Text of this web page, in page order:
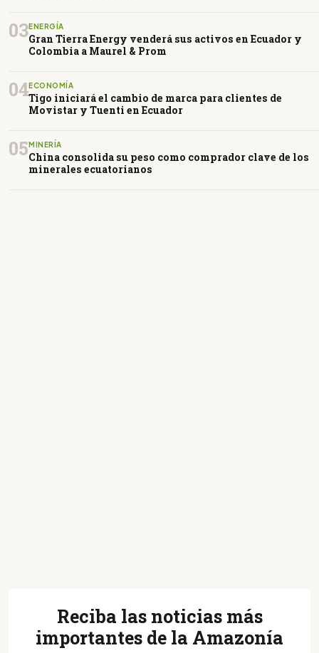
03ENERGÍA
Gran Tierra Energy venderá sus activos en Ecuador y
Colombia a Maurel & Prom
04ECONOMÍA
Tigo iniciará el cambio de marca para clientes de
Movistar y Tuenti en Ecuador
05 MINERÍA
China consolida su peso como comprador clave de los
minerales ecuatorianos
Reciba las noticias más
importantes de la Amazonía